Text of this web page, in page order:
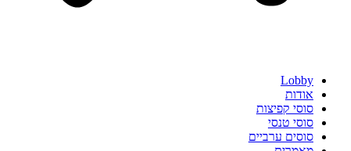
Lobby
אודות
סוסי קפיצות
סוסי טנסי
סוסים ערביים